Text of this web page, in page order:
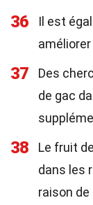
36
Il est
37
Des
de gac
38
Le fruit
dans les
raison